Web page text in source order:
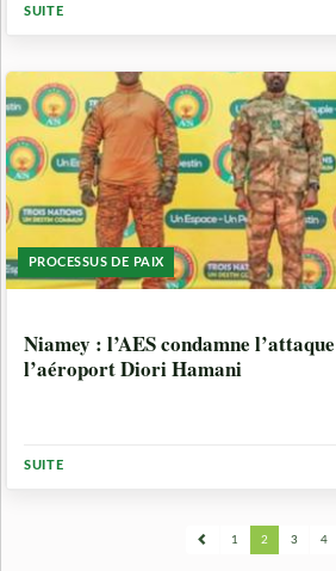
SUITE
PROCESSUS DE PAIX
Niamey : l’AES condamne
l’aéroport Diori Hamani
SUITE
1 2 3 4